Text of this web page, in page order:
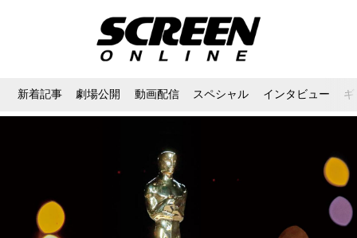
新着記事 劇場公開 動画配信 スペシャル インタビュー